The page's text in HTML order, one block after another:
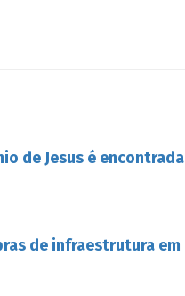
de Jesus é encontrada
de infraestrutura em